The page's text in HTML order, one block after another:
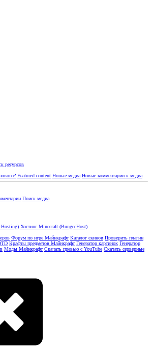
ресурсов
Featured content Новые медиа Новые комментарии к медиа
Поиск медиа
Hosting) Хостинг Minecraft (BungeeHost)
Форум по игре Майнкрафт Каталог скинов Проверить плагин
Крафты предметов Майнкрафт Генератор картинок Генератор
Моды Майнкрафт Скачать превью с YouTube Скачать серверные